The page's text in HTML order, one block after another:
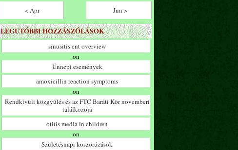
< Apr
Jun >
LEGUTÓBBI HOZZÁSZÓLÁSOK
sinusitis ent overview
on
Ünnepi események
amoxicillin reaction symptoms
on
Rendkívüli közgyűlés és az FTC Baráti Kör novemberi
találkozója
otitis media in children
on
Születésnapi koszorúzások